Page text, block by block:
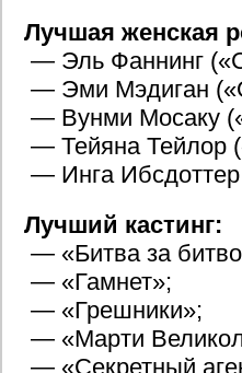
Лучшая женская
— Эль Фаннинг
— Эми Мэдиган
— Вунми Мосаку
— Тейяна Тейлор
— Инга Ибсдоттер
Лучший кастинг:
— «Битва за
— «Гамнет»;
— «Грешники»;
— «Марти
— «Секретный